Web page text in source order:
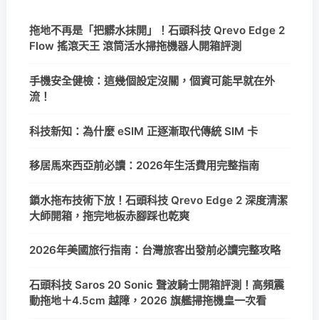
拖地不再是「把髒水抹開」！石頭科技 Qrevo Edge 2
Flow 搖滾天王 滾筒活水掃拖機器人開箱評測
手機安全健檢：這幾個設定沒關，個資可能早就在外
流！
科技新知：為什麼 eSIM 正逐漸取代傳統 SIM 卡
移居馬來西亞前必讀：2026年生活費用完整指南
鎖水拖布技術下放！石頭科技 Qrevo Edge 2 深度清潔
大師開箱，拖完地板赤腳踩也乾爽
2026年美國旅行指南：台灣旅客出發前必讀完整攻略
石頭科技 Saros 20 Sonic 聲波騎士開箱評測！高頻震
動拖地＋4.5cm 越障，2026 旗艦掃拖機皇一次看